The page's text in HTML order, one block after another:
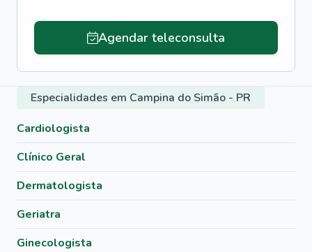
Agendar teleconsulta
Especialidades em Campina do Simão - PR
Cardiologista
Clínico Geral
Dermatologista
Geriatra
Ginecologista